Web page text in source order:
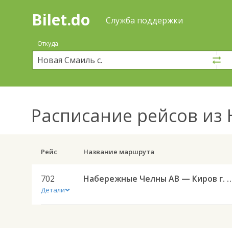
Поиск
покупка
билетов
автобус
онлайн
Bilet.do Служба поддержки
Откуда
Расписание рейсов из
Рейс Название маршрута
702
Детали
Набережные